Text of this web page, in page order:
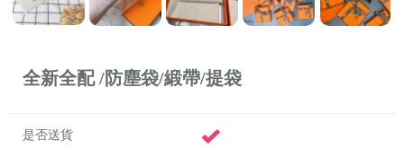
全新全配 /防塵袋/緞帶/提袋
是否送貨